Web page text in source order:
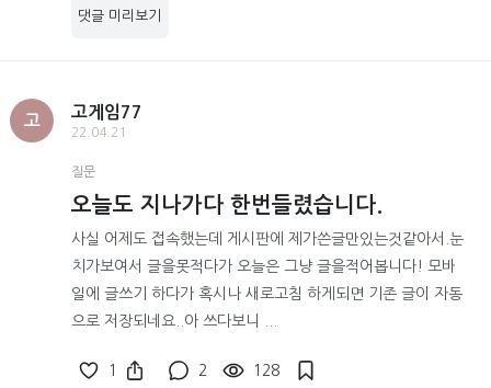
댓글 미리보기
고
고게임77
22.04.21
질문
오늘도 지나가다 한번들렸습니다.
사실 어제도 접속했는데 게시판에 제가쓴글만있는것같아서.눈
치가보여서 글을못적다가 오늘은 그냥 글을적어봅니다! 모바
일에 글쓰기 하다가 혹시나 새로고침 하게되면 기존 글이 자동
으로 저장되네요..아 쓰다보니 ...
1 2 128